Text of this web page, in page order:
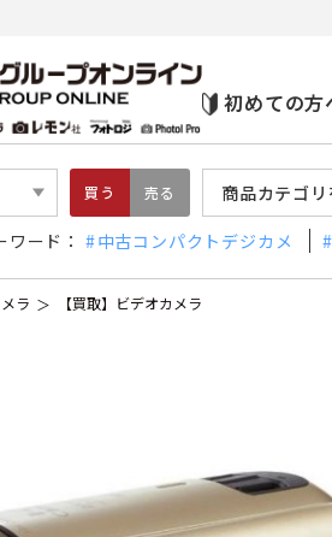
初めての方
買う 売る 商品カテゴ
ード： 中古コンパクトデジカメ
ラ 【買取】ビデオカメラ